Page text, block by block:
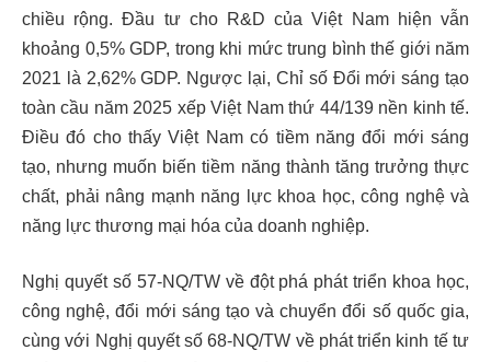
chiều rộng. Đầu tư cho R&D của Việt Nam hiện vẫn
khoảng 0,5% GDP, trong khi mức trung bình thế giới năm
2021 là 2,62% GDP. Ngược lại, Chỉ số Đổi mới sáng tạo
toàn cầu năm 2025 xếp Việt Nam thứ 44/139 nền kinh tế.
Điều đó cho thấy Việt Nam có tiềm năng đổi mới sáng
tạo, nhưng muốn biến tiềm năng thành tăng trưởng thực
chất, phải nâng mạnh năng lực khoa học, công nghệ và
năng lực thương mại hóa của doanh nghiệp.
Nghị quyết số 57-NQ/TW về đột phá phát triển khoa học,
công nghệ, đổi mới sáng tạo và chuyển đổi số quốc gia,
cùng với Nghị quyết số 68-NQ/TW về phát triển kinh tế tư